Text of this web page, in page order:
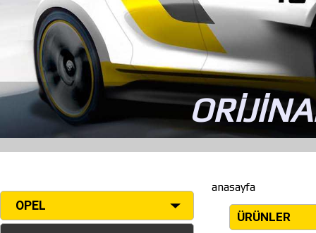
OPEL
anasayfa
ÜRÜNLER